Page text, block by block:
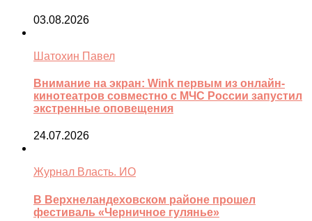
03.08.2026
Шатохин Павел
Внимание на экран: Wink первым из онлайн-
кинотеатров совместно с МЧС России запустил
экстренные оповещения
24.07.2026
Журнал Власть. ИО
В Верхнеландеховском районе прошел
фестиваль «Черничное гулянье»